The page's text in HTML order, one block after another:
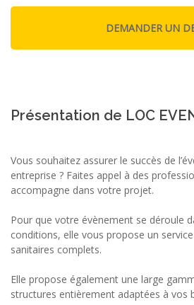
Présentation de LOC
Vous souhaitez assurer le succès de
entreprise ? Faites appel à des
accompagne dans votre projet.
Pour que votre évènement se déroule
conditions, elle vous propose un
sanitaires complets.
Elle propose également une large
structures entièrement adaptées à vos